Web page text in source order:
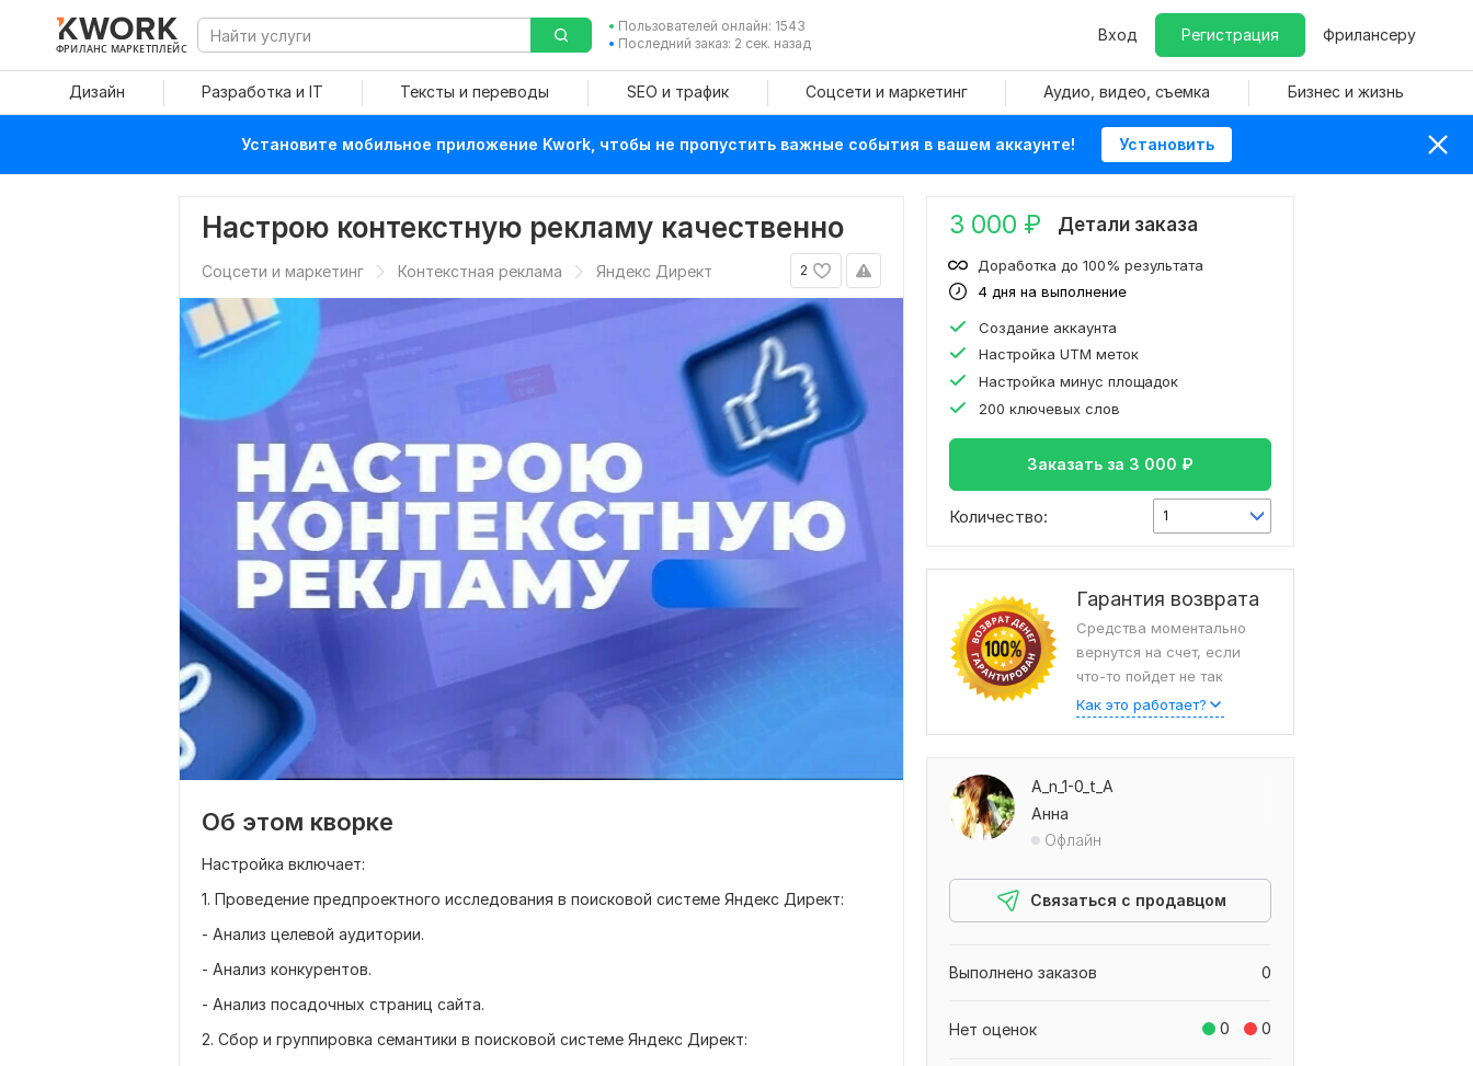
ФРИЛАНС МАРКЕТПЛЕЙС
Пользователей онлайн: 1543
Последний заказ: 2 сек. назад
Вход Регистрация Фрилансеру
Дизайн Разработка и IT Тексты и переводы SEO и трафик Соцсети и маркетинг Аудио, видео, съемка Бизнес и жизнь
Установите мобильное приложение Kwork, чтобы не пропустить важные события в вашем аккаунте! Установить
Настрою контекстную рекламу качественно
2
Соцсети и маркетинг Контекстная реклама Яндекс Директ
Об этом кворке
Настройка включает:
1. Проведение предпроектного исследования в поисковой системе Яндекс Директ:
- Анализ целевой аудитории.
- Анализ конкурентов.
- Анализ посадочных страниц сайта.
2. Сбор и группировка семантики в поисковой системе Яндекс Директ:
3 000 ₽ Детали заказа
4 дня на выполнение
Доработка до 100% результата
Создание аккаунта
Настройка UTM меток
Настройка минус площадок
200 ключевых слов
Заказать за 3 000 ₽
Количество: 1
Гарантия возврата
Средства моментально
вернутся на счет, если
что-то пойдет не так
Как это работает?
A_n_1-0_t_A
Анна
Офлайн
Связаться с продавцом
0
Выполнено заказов
0 0
Нет оценок